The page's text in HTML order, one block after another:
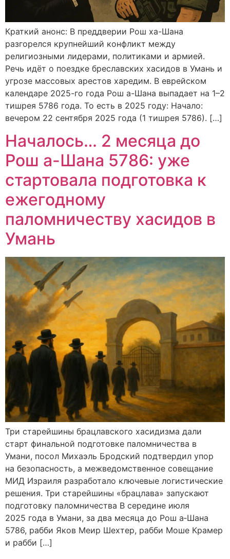
Краткий анонс: В преддверии Рош ха-Шана
разгорелся крупнейший конфликт между
религиозными лидерами, политиками и армией.
Речь идёт о поездке бреславских хасидов в Умань и
угрозе массовых арестов харедим. В еврейском
календаре 2025-го года Рош а-Шана выпадает на 1–2
тишрея 5786 года. То есть в 2025 году: Начало:
вечером 22 сентября 2025 года (1 тишрея 5786). […]
Началось… 2 месяца до
Рош а-Шана 5786: уже
стартовала подготовка к
ежегодному
паломничеству хасидов в
Умань
Три старейшины брацлавского хасидизма дали
старт финальной подготовке паломничества в
Умани, посол Михаэль Бродский подтвердил упор
на безопасность, а межведомственное совещание
МИД Израиля разработало ключевые логистические
решения. Три старейшины «брацлава» запускают
подготовку паломничества В середине июля
2025 года в Умани, за два месяца до Рош а‑Шана
5786, рабби Яков Меир Шехтер, рабби Моше Крамер
и рабби […]